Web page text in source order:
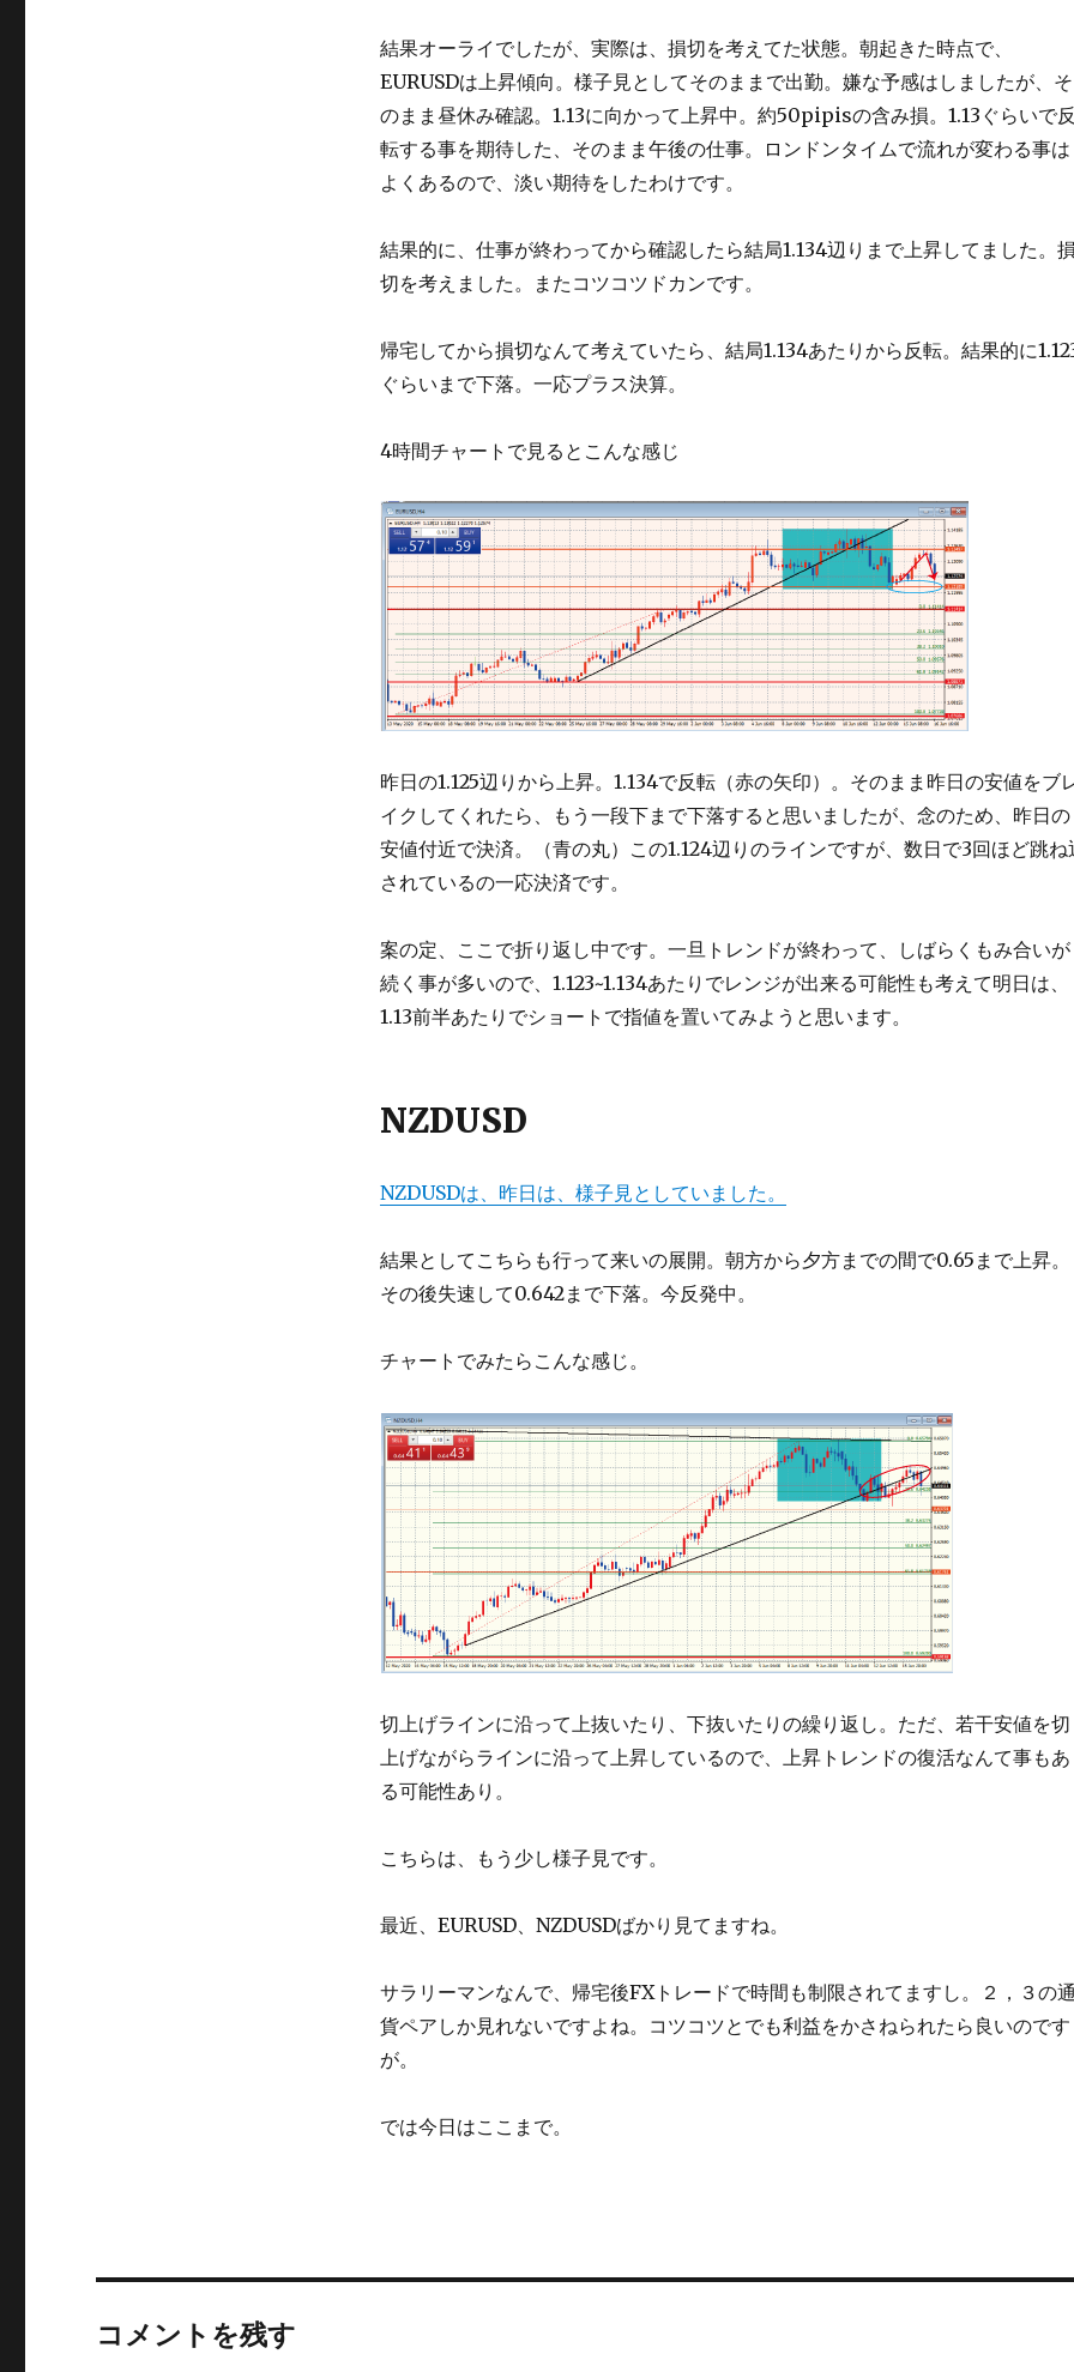
結果オーライでしたが、実際は、損切を考えてた状態。朝起きた時点で、
EURUSDは上昇傾向。様子見としてそのままで出勤。嫌な予感はしましたが、そ
のまま昼休み確認。1.13に向かって上昇中。約50pipisの含み損。1.13ぐらいで
転する事を期待した、そのまま午後の仕事。ロンドンタイムで流れが変わる事は
よくあるので、淡い期待をしたわけです。
結果的に、仕事が終わってから確認したら結局1.134辺りまで上昇してました。
切を考えました。またコツコツドカンです。
帰宅してから損切なんて考えていたら、結局1.134あたりから反転。結果的に
ぐらいまで下落。一応プラス決算。
4時間チャートで見るとこんな感じ
昨日の1.125辺りから上昇。1.134で反転（赤の矢印）。そのまま昨日の安値をブ
イクしてくれたら、もう一段下まで下落すると思いましたが、念のため、昨日の
安値付近で決済。（青の丸）この1.124辺りのラインですが、数日で3回ほど跳ね
されているの一応決済です。
案の定、ここで折り返し中です。一旦トレンドが終わって、しばらくもみ合いが
続く事が多いので、1.123~1.134あたりでレンジが出来る可能性も考えて明日は、
1.13前半あたりでショートで指値を置いてみようと思います。
NZDUSD
NZDUSDは、昨日は、様子見としていました。
結果としてこちらも行って来いの展開。朝方から夕方までの間で0.65まで上昇。
その後失速して0.642まで下落。今反発中。
チャートでみたらこんな感じ。
切上げラインに沿って上抜いたり、下抜いたりの繰り返し。ただ、若干安値を切
上げながらラインに沿って上昇しているので、上昇トレンドの復活なんて事もあ
る可能性あり。
こちらは、もう少し様子見です。
最近、EURUSD、NZDUSDばかり見てますね。
サラリーマンなんで、帰宅後FXトレードで時間も制限されてますし。２，３の
貨ペアしか見れないですよね。コツコツとでも利益をかさねられたら良いのです
が。
では今日はここまで。
コメントを残す